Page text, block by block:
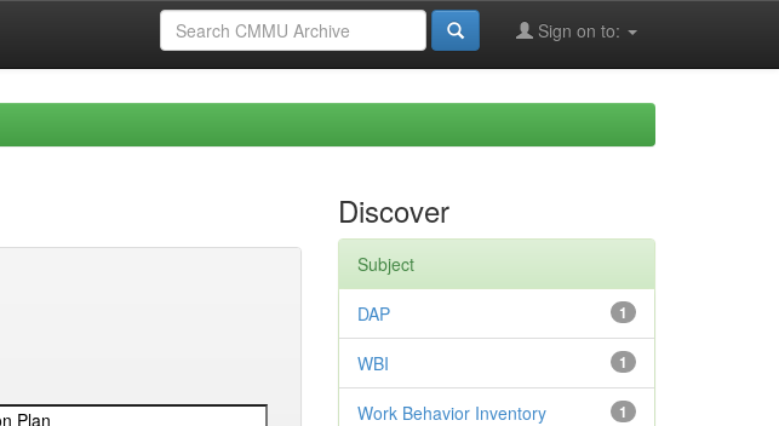
Sign on to:
Discover
Subject
1
DAP
1
WBI
1
Work Behavior Inventory